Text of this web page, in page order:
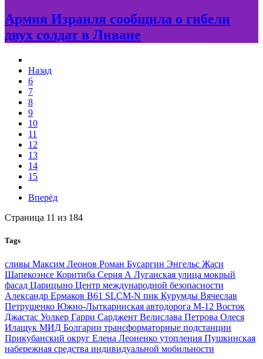
Армия Израиля сообщила о гибели
двух солдат в Ливане
Назад
6
7
8
9
10
11
12
13
14
15
Вперёд
Страница 11 из 184
Tags
сливы Максим Леонов Роман Бусаргин Энгельс Жаси
Шапекоэнсе Коритиба Серия А Луганская улица мокрый
фасад Царицыно Центр международной безопасности
Александр Ермаков B61 SLCM-N пик Курумды Вячеслав
Петрушенко Южно-Лыткаринская автодорога М-12 Восток
Джастас Уолкер Гарри Сарджент Велислава Петрова Олеся
Илащук МИД Болгарии трансформаторные подстанции
Прикубанский округ Елена Леоненко утопления Пушкинская
набережная средства индивидуальной мобильности